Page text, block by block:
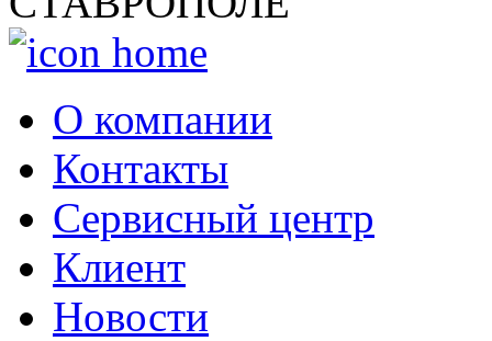
О компании
Контакты
Сервисный центр
Клиент
Новости